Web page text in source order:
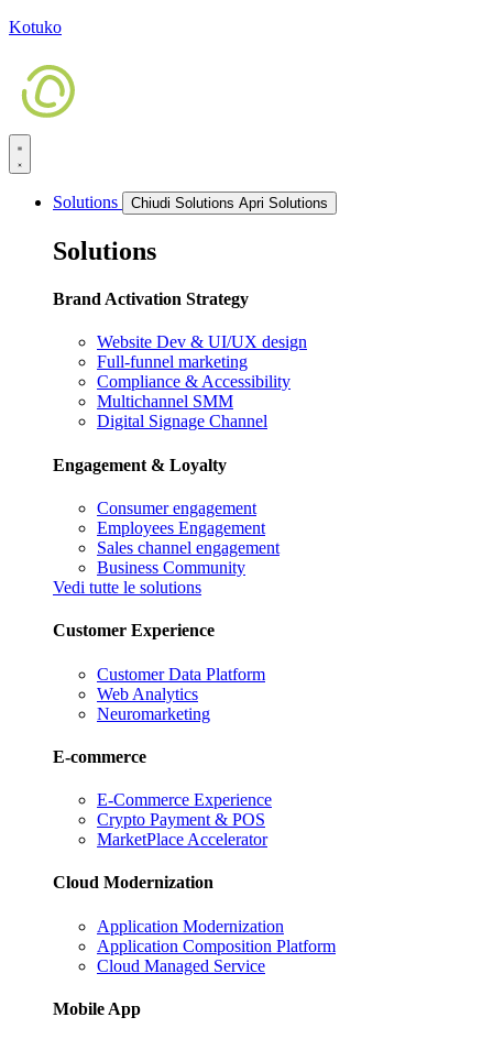
Kotuko
Solutions Chiudi Solutions Apri Solutions
Solutions
Brand Activation Strategy
Website Dev & UI/UX design
Full-funnel marketing
Compliance & Accessibility
Multichannel SMM
Digital Signage Channel
Engagement & Loyalty
Consumer engagement
Employees Engagement
Sales channel engagement
Business Community
Vedi tutte le solutions
Customer Experience
Customer Data Platform
Web Analytics
Neuromarketing
E-commerce
E-Commerce Experience
Crypto Payment & POS
MarketPlace Accelerator
Cloud Modernization
Application Modernization
Application Composition Platform
Cloud Managed Service
Mobile App